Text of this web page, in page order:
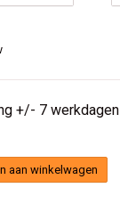
+/- 7 werkdagen
aan winkelwagen